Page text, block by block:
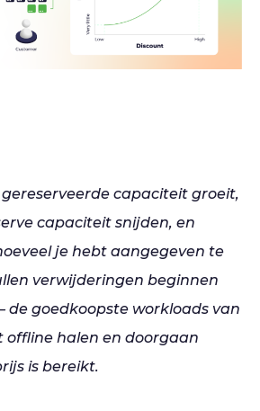
capaciteit groeit,
capaciteit snijden, en
je hebt aangegeven te
verwijderingen beginnen
de goedkoopste workloads van
offline halen en doorgaan
is bereikt.